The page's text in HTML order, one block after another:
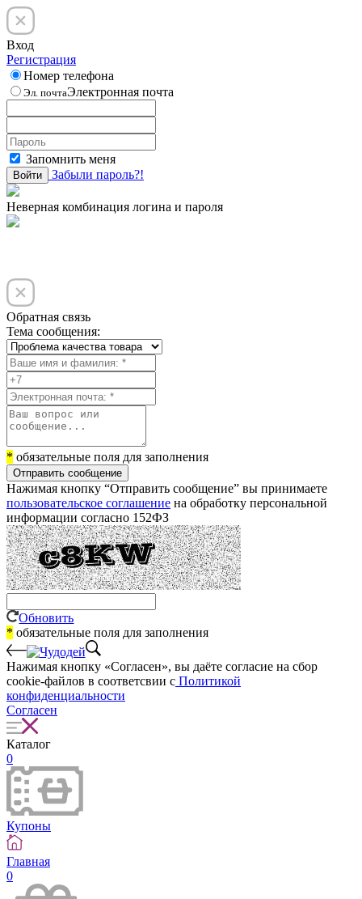
Вход
Регистрация
Номер телефона
Эл. почтаЭлектронная почта
Запомнить меня
Войти Забыли пароль?!
Неверная комбинация логина и пароля
Обратная связь
Тема сообщения:
* обязательные поля для заполнения
Отправить сообщение
Нажимая кнопку “Отправить сообщение” вы принимаете
пользовательское соглашение на обработку персональной
информации согласно 152ФЗ
Обновить
* обязательные поля для заполнения
Нажимая кнопку «Согласен», вы даёте cогласие на сбор
cookie-файлов в соответсвии с Политикой
конфиденциальности
Согласен
Каталог
0
Купоны
Главная
0